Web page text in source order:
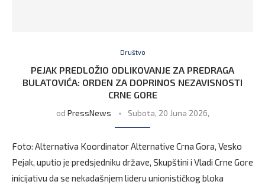
Društvo
PEJAK PREDLOŽIO ODLIKOVANJE ZA PREDRAGA
BULATOVIĆA: ORDEN ZA DOPRINOS NEZAVISNOSTI
CRNE GORE
od PressNews Subota, 20 Juna 2026,
Foto: Alternativa Koordinator Alternative Crna Gora, Vesko
Pejak, uputio je predsjedniku države, Skupštini i Vladi Crne Gore
inicijativu da se nekadašnjem lideru unionističkog bloka